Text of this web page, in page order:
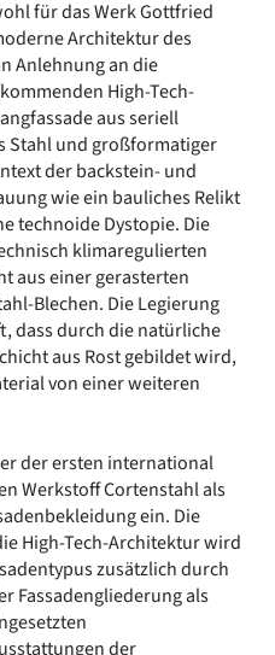
für das Werk Gottfried
Architektur des
Anlehnung an die
High-Tech-
aus seriell
Stahl und großformatiger
der backstein- und
wie ein bauliches Relikt
technoide Dystopie. Die
klimaregulierten
aus einer gerasterten
Blechen. Die Legierung
dass durch die natürliche
aus Rost gebildet wird,
von einer weiteren
der ersten international
Werkstoff Cortenstahl als
ein. Die
High-Tech-Architektur wird
zusätzlich durch
Fassadengliederung als
der